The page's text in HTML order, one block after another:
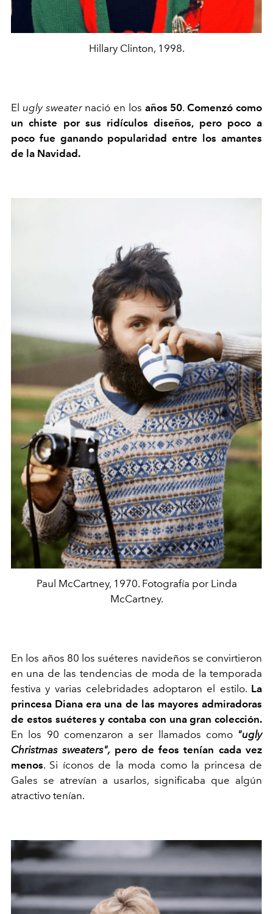
Hillary Clinton, 1998.
El ugly sweaternació en los años 50.Comenzó como
un chiste por sus ridículos diseños, pero poco a
poco fue ganando popularidad entre los amantes
de la Navidad.
Paul McCartney, 1970. Fotografía por Linda
McCartney.
En los años 80 los suéteres navideños se convirtieron
en una de las tendencias de moda de la temporada
festiva y varias celebridades adoptaron el estilo. La
princesa Diana era una de las mayores admiradoras
de estos suéteres y contaba con una gran colección.
En los 90 comenzaron a ser llamados como "ugly
Christmas sweaters", pero de feos tenían cada vez
menos. Si íconos de la moda como la princesa de
Gales se atrevían a usarlos, significaba que algún
atractivo tenían.